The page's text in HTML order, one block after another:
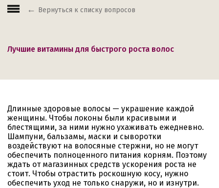
Вернуться к списку вопросов
Лучшие витамины для быстрого роста волос
Длинные здоровые волосы — украшение каждой
женщины. Чтобы локоны были красивыми и
блестящими, за ними нужно ухаживать ежедневно.
Шампуни, бальзамы, маски и сыворотки
воздействуют на волосяные стержни, но не могут
обеспечить полноценного питания корням. Поэтому
ждать от магазинных средств ускорения роста не
стоит. Чтобы отрастить роскошную косу, нужно
обеспечить уход не только снаружи, но и изнутри.